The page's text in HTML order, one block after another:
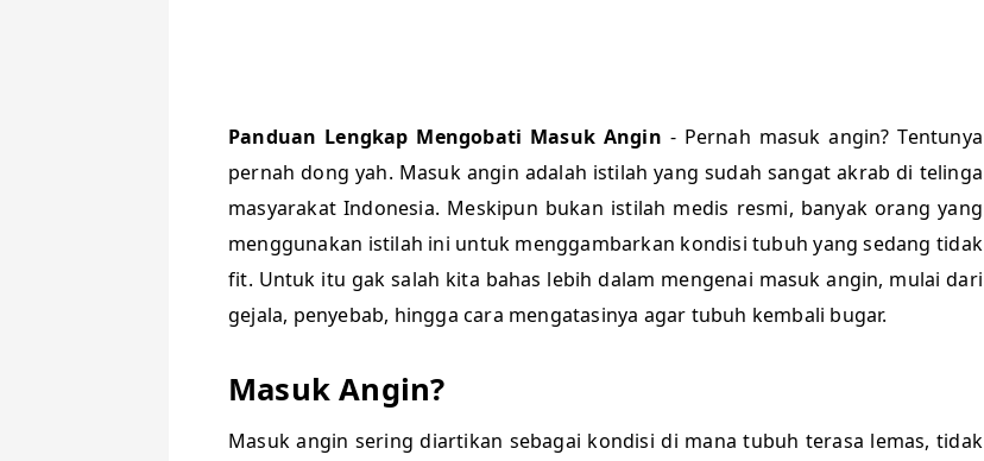
Panduan Lengkap Mengobati Masuk Angin - Pernah masuk angin? Tentunya
pernah dong yah. Masuk angin adalah istilah yang sudah sangat akrab di telinga
masyarakat Indonesia. Meskipun bukan istilah medis resmi, banyak orang yang
menggunakan istilah ini untuk menggambarkan kondisi tubuh yang sedang tidak
fit. Untuk itu gak salah kita bahas lebih dalam mengenai masuk angin, mulai dari
gejala, penyebab, hingga cara mengatasinya agar tubuh kembali bugar.
Masuk Angin?
Masuk angin sering diartikan sebagai kondisi di mana tubuh terasa lemas, tidak